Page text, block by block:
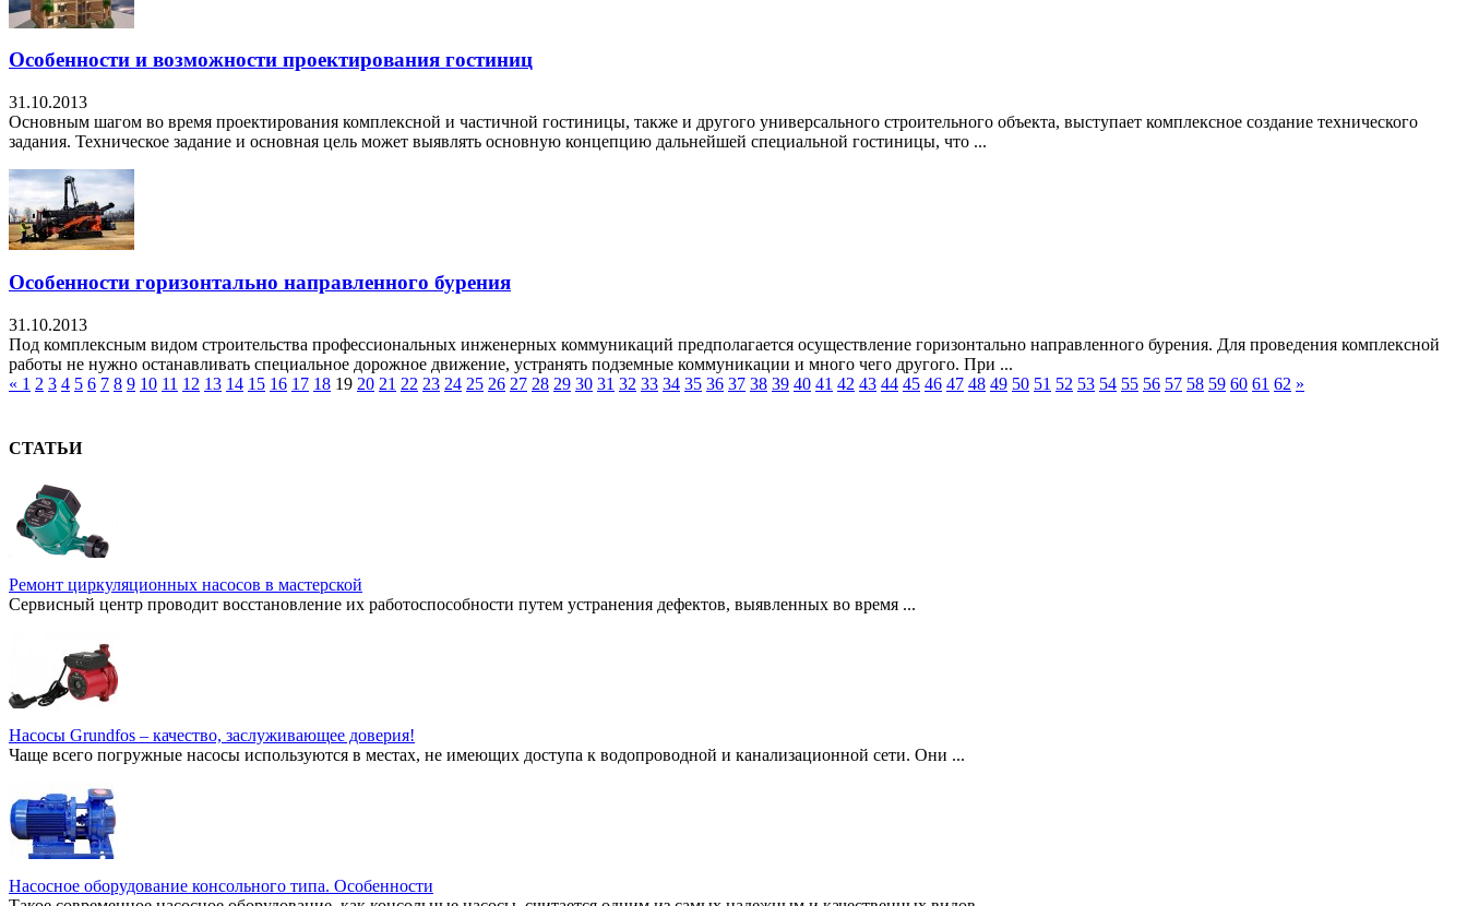
Особенности и возможности проектирования гостиниц
31.10.2013
Основным шагом во время проектирования комплексной и частичной гостиницы, также и другого универсального строительного объекта, выступает комплексное создание технического
задания. Техническое задание и основная цель может выявлять основную концепцию дальнейшей специальной гостиницы, что ...
Особенности горизонтально направленного бурения
31.10.2013
Под комплексным видом строительства профессиональных инженерных коммуникаций предполагается осуществление горизонтально направленного бурения. Для проведения комплексной
работы не нужно останавливать специальное дорожное движение, устранять подземные коммуникации и много чего другого. При ...
« 1 2 3 4 5 6 7 8 9 10 11 12 13 14 15 16 17 18 19 20 21 22 23 24 25 26 27 28 29 30 31 32 33 34 35 36 37 38 39 40 41 42 43 44 45 46 47 48 49 50 51 52 53 54 55 56 57 58 59 60 61 62 »
СТАТЬИ
Ремонт циркуляционных насосов в мастерской
Сервисный центр проводит восстановление их работоспособности путем устранения дефектов, выявленных во время ...
Насосы Grundfos – качество, заслуживающее доверия!
Чаще всего погружные насосы используются в местах, не имеющих доступа к водопроводной и канализационной сети. Они ...
Насосное оборудование консольного типа. Особенности